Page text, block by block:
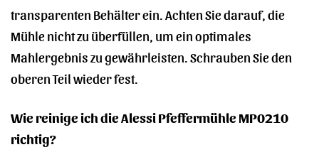
transparenten Behälter ein. Achten Sie darauf, die
Mühle nicht zu überfüllen, um ein optimales
Mahlergebnis zu gewährleisten. Schrauben Sie den
oberen Teil wieder fest.
Wie reinige ich die Alessi Pfeffermühle MP0210
richtig?